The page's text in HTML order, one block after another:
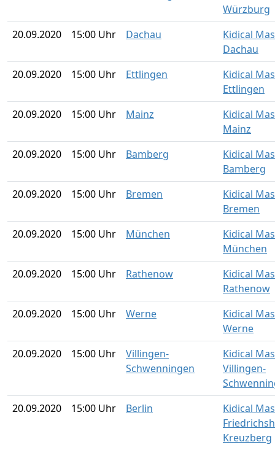
Würzburg
20.09.2020
15:00 Uhr Dachau
Kidical
Dachau
20.09.2020
15:00 Uhr Ettlingen
Kidical
Ettlingen
20.09.2020
15:00 Uhr Mainz
Kidical
Mainz
20.09.2020
15:00 Uhr Bamberg
Kidical
Bamberg
20.09.2020
15:00 Uhr Bremen
Kidical
Bremen
20.09.2020
15:00 Uhr München
Kidical
München
20.09.2020
15:00 Uhr Rathenow
Kidical
Rathenow
20.09.2020
15:00 Uhr Werne
Kidical
Werne
20.09.2020
15:00 Uhr
Villingen-
Schwenningen
Kidical
Villingen-
20.09.2020
15:00 Uhr Berlin
Kidical
Kreuzberg